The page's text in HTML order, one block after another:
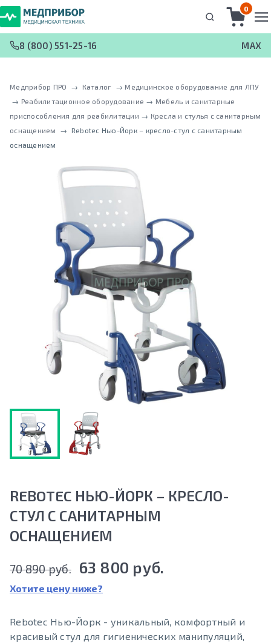
0
8 (800) 551-25-16 MAX
Медприбор ПРО → Каталог → Медицинское оборудование для ЛПУ
→ Реабилитационное оборудование → Мебель и санитарные
приспособления для реабилитации → Кресла и стулья с санитарным
оснащением
→ Rebotec Нью-Йорк – кресло-стул с санитарным
оснащением
REBOTEC НЬЮ-ЙОРК – КРЕСЛО-
СТУЛ С САНИТАРНЫМ
ОСНАЩЕНИЕМ
70 890 руб. 63 800 руб.
Хотите цену ниже?
Rebotec Нью-Йорк - уникальный, комфортный и
красивый стул для гигиенических манипуляций,